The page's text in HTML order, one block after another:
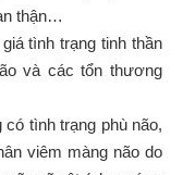
thận…
tình trạng tinh thần
và các tổn thương
tình trạng phù não,
viêm màng não do